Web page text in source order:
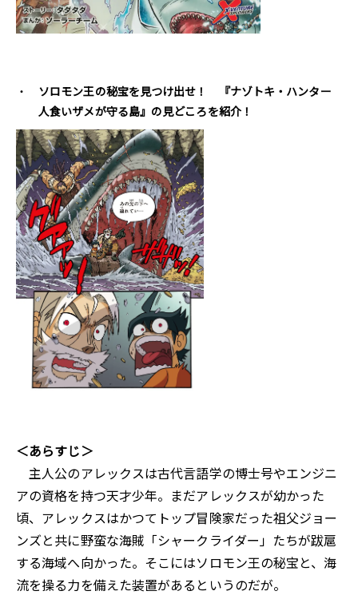
ソロモン王の秘宝を見つけ出せ！ 『ナゾトキ・ハンター
人食いザメが守る島』の見どころを紹介！
＜あらすじ＞
主人公のアレックスは古代言語学の博士号やエンジニ
アの資格を持つ天才少年。まだアレックスが幼かった
頃、アレックスはかつてトップ冒険家だった祖父ジョー
ンズと共に野蛮な海賊「シャークライダー」たちが跋扈
する海域へ向かった。そこにはソロモン王の秘宝と、海
流を操る力を備えた装置があるというのだが――。